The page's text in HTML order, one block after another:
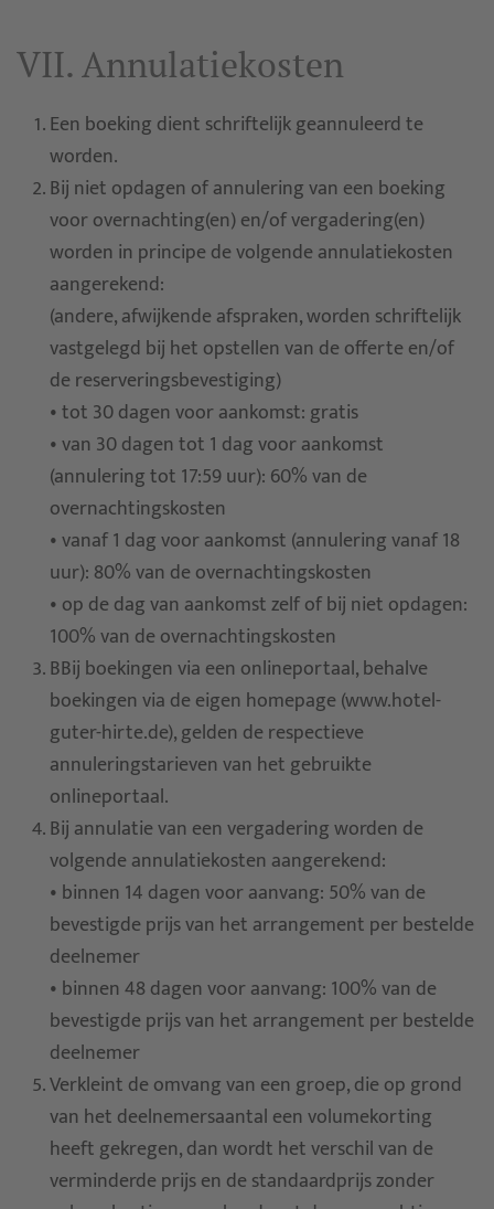
VII. Annulatiekosten
Een boeking dient schriftelijk geannuleerd te
worden.
Bij niet opdagen of annulering van een boeking
voor overnachting(en) en/of vergadering(en)
worden in principe de volgende annulatiekosten
aangerekend:
(andere, afwijkende afspraken, worden schriftelijk
vastgelegd bij het opstellen van de offerte en/of
de reserveringsbevestiging)
• tot 30 dagen voor aankomst: gratis
• van 30 dagen tot 1 dag voor aankomst
(annulering tot 17:59 uur): 60% van de
overnachtingskosten
• vanaf 1 dag voor aankomst (annulering vanaf 18
uur): 80% van de overnachtingskosten
• op de dag van aankomst zelf of bij niet opdagen:
100% van de overnachtingskosten
BBij boekingen via een onlineportaal, behalve
boekingen via de eigen homepage (www.hotel-
guter-hirte.de), gelden de respectieve
annuleringstarieven van het gebruikte
onlineportaal.
Bij annulatie van een vergadering worden de
volgende annulatiekosten aangerekend:
• binnen 14 dagen voor aanvang: 50% van de
bevestigde prijs van het arrangement per bestelde
deelnemer
• binnen 48 dagen voor aanvang: 100% van de
bevestigde prijs van het arrangement per bestelde
deelnemer
Verkleint de omvang van een groep, die op grond
van het deelnemersaantal een volumekorting
heeft gekregen, dan wordt het verschil van de
verminderde prijs en de standaardprijs zonder